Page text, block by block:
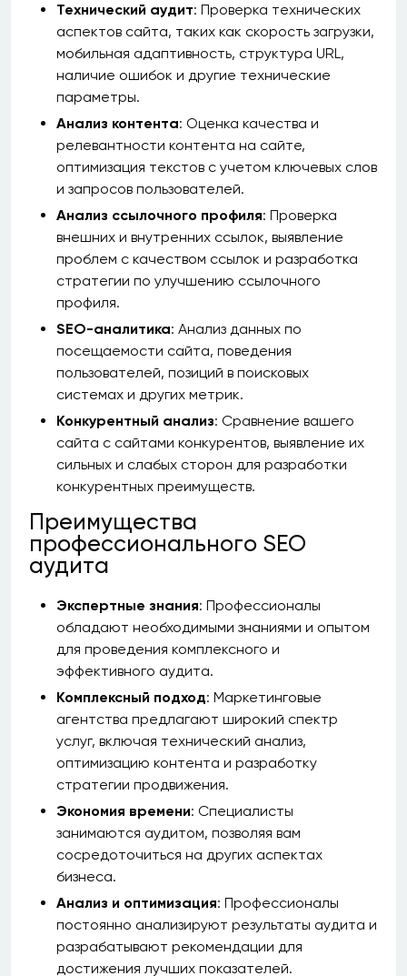
Технический аудит: Проверка технических
аспектов сайта, таких как скорость загрузки,
мобильная адаптивность, структура URL,
наличие ошибок и другие технические
параметры.
Анализ контента: Оценка качества и
релевантности контента на сайте,
оптимизация текстов с учетом ключевых слов
и запросов пользователей.
Анализ ссылочного профиля: Проверка
внешних и внутренних ссылок, выявление
проблем с качеством ссылок и разработка
стратегии по улучшению ссылочного
профиля.
SEO-аналитика: Анализ данных по
посещаемости сайта, поведения
пользователей, позиций в поисковых
системах и других метрик.
Конкурентный анализ: Сравнение вашего
сайта с сайтами конкурентов, выявление их
сильных и слабых сторон для разработки
конкурентных преимуществ.
Преимущества
профессионального SEO
аудита
Экспертные знания: Профессионалы
обладают необходимыми знаниями и опытом
для проведения комплексного и
эффективного аудита.
Комплексный подход: Маркетинговые
агентства предлагают широкий спектр
услуг, включая технический анализ,
оптимизацию контента и разработку
стратегии продвижения.
Экономия времени: Специалисты
занимаются аудитом, позволяя вам
сосредоточиться на других аспектах
бизнеса.
Анализ и оптимизация: Профессионалы
постоянно анализируют результаты аудита и
разрабатывают рекомендации для
достижения лучших показателей.